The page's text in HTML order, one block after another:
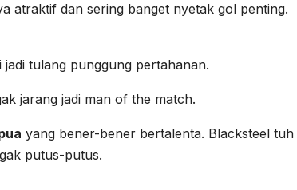
atraktif dan sering banget nyetak gol penting.
tulang punggung pertahanan.
jarang jadi man of the match.
yang bener-bener bertalenta. Blacksteel tuh
putus-putus.